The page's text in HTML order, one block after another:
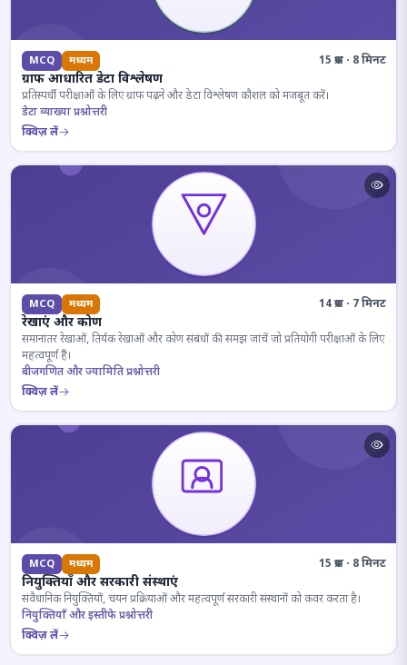
MCQ मध्यम 15 प्रश्न · 8 मिनट
ग्राफ आधारित डेटा विश्लेषण
प्रतिस्पर्धी परीक्षाओं के लिए ग्राफ पढ़ने और डेटा विश्लेषण कौशल को मजबूत करें।
डेटा व्याख्या प्रश्नोत्तरी
क्विज़ लें
MCQ मध्यम 14 प्रश्न · 7 मिनट
रेखाएं और कोण
समानांतर रेखाओं, तिर्यक रेखाओं और कोण संबंधों की समझ जांचें जो प्रतियोगी परीक्षाओं के लिए
महत्वपूर्ण हैं।
बीजगणित और ज्यामिति प्रश्नोत्तरी
क्विज़ लें
MCQ मध्यम 15 प्रश्न · 8 मिनट
नियुक्तियाँ और सरकारी संस्थाएं
संवैधानिक नियुक्तियों, चयन प्रक्रियाओं और महत्वपूर्ण सरकारी संस्थानों को कवर करता है।
नियुक्तियाँ और इस्तीफे प्रश्नोत्तरी
क्विज़ लें